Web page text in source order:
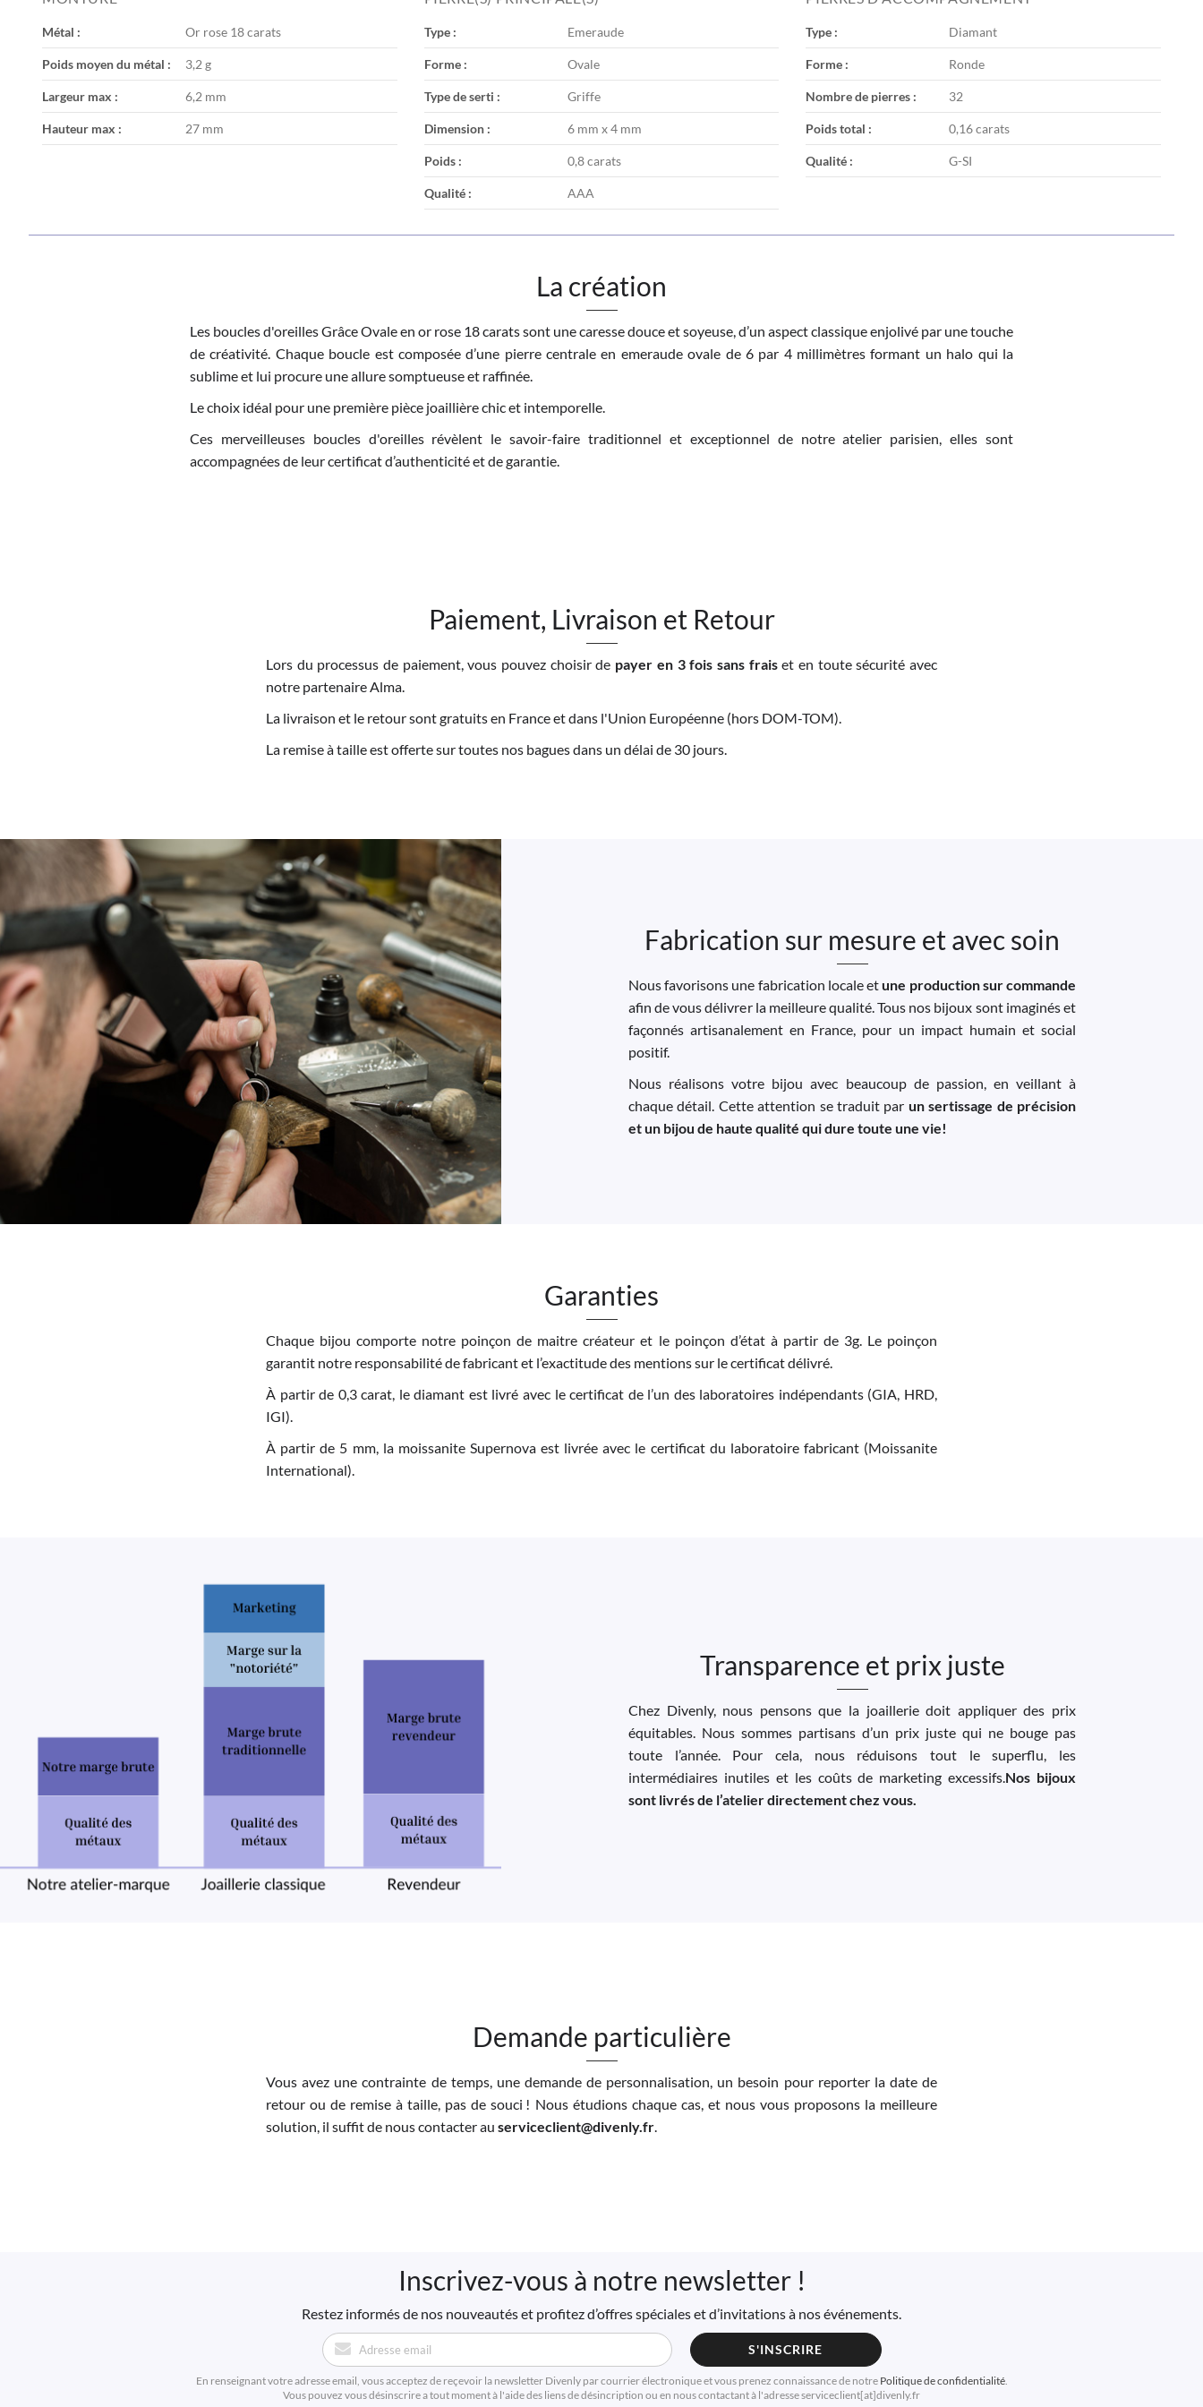
images
Métal : Or rose 18 carats
Poids moyen du métal : 3,2 g
Largeur max : 6,2 mm
Hauteur max : 27 mm
Type : Emeraude
Forme : Ovale
Type de serti : Griffe
Dimension : 6 mm x 4 mm
Poids : 0,8 carats
Qualité : AAA
Type : Diamant
Forme : Ronde
Nombre de pierres : 32
Poids total : 0,16 carats
Qualité : G-SI
La création
Les boucles d'oreilles Grâce Ovale en or rose 18 carats sont une caresse douce et soyeuse, d’un aspect classique enjolivé par une touche
de créativité. Chaque boucle est composée d’une pierre centrale en emeraude ovale de 6 par 4 millimètres formant un halo qui la
sublime et lui procure une allure somptueuse et raffinée.
Le choix idéal pour une première pièce joaillière chic et intemporelle.
Ces merveilleuses boucles d'oreilles révèlent le savoir-faire traditionnel et exceptionnel de notre atelier parisien, elles sont
accompagnées de leur certificat d’authenticité et de garantie.
Paiement, Livraison et Retour
Lors du processus de paiement, vous pouvez choisir de payer en 3 fois sans fraiset en toute sécurité avec
notre partenaire Alma.
La livraison et le retour sont gratuits en France et dans l'Union Européenne (hors DOM-TOM).
La remise à taille est offerte sur toutes nos bagues dans un délai de 30 jours.
Fabrication sur mesure et avec soin
Nous favorisons une fabrication locale etune production sur commande
afin de vous délivrer la meilleure qualité. Tous nos bijoux sont imaginés et
façonnés artisanalement en France, pour un impact humain et social
positif.
Nous réalisons votre bijou avec beaucoup de passion, en veillant à
chaque détail. Cette attention se traduit par un sertissage de précision
et un bijou de haute qualité qui dure toute une vie!
Garanties
Chaque bijou comporte notre poinçon de maitre créateur et le poinçon d’état à partir de 3g. Le poinçon
garantit notre responsabilité de fabricant et l’exactitude des mentions sur le certificat délivré.
À partir de 0,3 carat, le diamant est livré avec le certificat de l’un des laboratoires indépendants (GIA, HRD,
IGI).
À partir de 5 mm, la moissanite Supernova est livrée avec le certificat du laboratoire fabricant (Moissanite
International).
Transparence et prix juste
Chez Divenly, nous pensons que la joaillerie doit appliquer des prix
équitables. Nous sommes partisans d’un prix juste qui ne bouge pas
toute l’année. Pour cela, nous réduisons tout le superflu, les
intermédiaires inutiles et les coûts de marketing excessifs. Nos bijoux
sont livrés de l’atelier directement chez vous.
Demande particulière
Vous avez une contrainte de temps, une demande de personnalisation, un besoin pour reporter la date de
retour ou de remise à taille, pas de souci ! Nous étudions chaque cas, et nous vous proposons la meilleure
solution, il suffit de nous contacter au serviceclient@divenly.fr
Inscrivez-vous à notre newsletter !
Restez informés de nos nouveautés et profitez d’offres spéciales et d’invitations à nos événements.
S'INSCRIRE
En renseignant votre adresse email, vous acceptez de reçevoir la newsletter Divenly par courrier électronique et vous prenez connaissance de notre Politique de confidentialité.
Vous pouvez vous désinscrire a tout moment à l'aide des liens de désincription ou en nous contactant à l'adresse serviceclient[at]divenly.fr